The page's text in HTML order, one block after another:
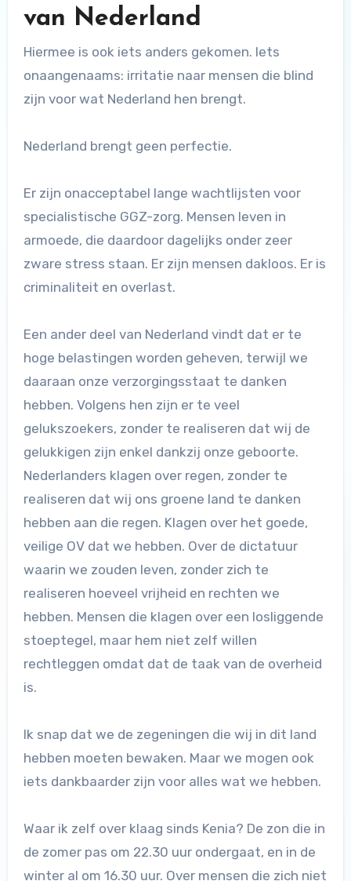
van Nederland
Hiermee is ook iets anders gekomen. Iets
onaangenaams: irritatie naar mensen die blind
zijn voor wat Nederland hen brengt.
Nederland brengt geen perfectie.
Er zijn onacceptabel lange wachtlijsten voor
specialistische GGZ-zorg. Mensen leven in
armoede, die daardoor dagelijks onder zeer
zware stress staan. Er zijn mensen dakloos. Er is
criminaliteit en overlast.
Een ander deel van Nederland vindt dat er te
hoge belastingen worden geheven, terwijl we
daaraan onze verzorgingsstaat te danken
hebben. Volgens hen zijn er te veel
gelukszoekers, zonder te realiseren dat wij de
gelukkigen zijn enkel dankzij onze geboorte.
Nederlanders klagen over regen, zonder te
realiseren dat wij ons groene land te danken
hebben aan die regen. Klagen over het goede,
veilige OV dat we hebben. Over de dictatuur
waarin we zouden leven, zonder zich te
realiseren hoeveel vrijheid en rechten we
hebben. Mensen die klagen over een losliggende
stoeptegel, maar hem niet zelf willen
rechtleggen omdat dat de taak van de overheid
is.
Ik snap dat we de zegeningen die wij in dit land
hebben moeten bewaken. Maar we mogen ook
iets dankbaarder zijn voor alles wat we hebben.
Waar ik zelf over klaag sinds Kenia? De zon die in
de zomer pas om 22.30 uur ondergaat, en in de
winter al om 16.30 uur. Over mensen die zich niet